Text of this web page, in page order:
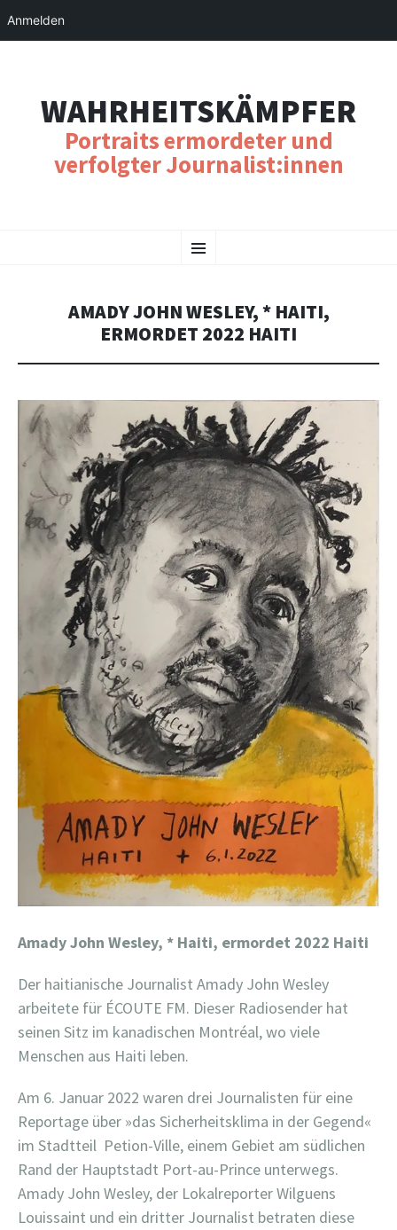
WAHRHEITSKÄMPFER
Portraits ermordeter und
verfolgter Journalist:innen
Menu
TO
AMADY JOHN WESLEY, * HAITI,
ERMORDET 2022 HAITI
Amady John Wesley, * Haiti, ermordet 2022 Haiti
Der haitianische Journalist Amady John Wesley
arbeitete für ÉCOUTE FM. Dieser Radiosender hat
seinen Sitz im kanadischen Montréal, wo viele
Menschen aus Haiti leben.
Am 6. Januar 2022 waren drei Journalisten für eine
Reportage über »das Sicherheitsklima in der Gegend«
im Stadtteil Petion-Ville, einem Gebiet am südlichen
Rand der Hauptstadt Port-au-Prince unterwegs.
Amady John Wesley, der Lokalreporter Wilguens
Louissaint und ein dritter Journalist betraten diese
Anmelden